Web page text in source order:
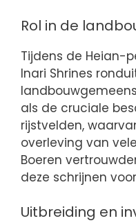
Rol in de
Tijdens de Heian-
Inari Shrines
als de cruciale
rijstvelden,
overleving van
Boeren
deze schrijnen
Uitbreiding en